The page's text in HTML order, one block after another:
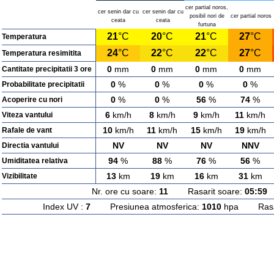
cer senin dar cu
ceata
cer senin dar cu
ceata
cer partial noros,
posibil nori de
furtuna
cer partial noros
Temperatura 21°C 20°C 21°C 27°C
Temperatura resimitita 24°C 22°C 22°C 27°C
Cantitate precipitatii 3 ore 0 mm 0 mm 0 mm 0 mm
Probabilitate precipitatii 0 % 0 % 0 % 0 %
Acoperire cu nori 0 % 0 % 56 % 74 %
Viteza vantului 6km/h 8km/h 9km/h 11 km/h
Rafale de vant 10km/h 11 km/h 15km/h 19km/h
Directia vantului NV NV NV NNV
Umiditatea relativa 94 % 88 % 76 % 56 %
Vizibilitate 13km 19km 16km 31km
Nr. ore cu soare: 11 Rasarit soare: 05:59
Index UV : 7 Presiunea atmosferica: 1010 hpa